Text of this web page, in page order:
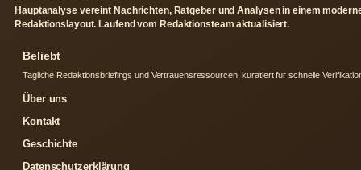
Hauptanalyse vereint Nachrichten, Ratgeber und Analysen in einem
Redaktionslayout. Laufend vom Redaktionsteam aktualisiert.
Beliebt
Tagliche Redaktionsbriefings und Vertrauensressourcen, kuratiert fur schnelle
Über uns
Kontakt
Geschichte
Datenschutzerklärung